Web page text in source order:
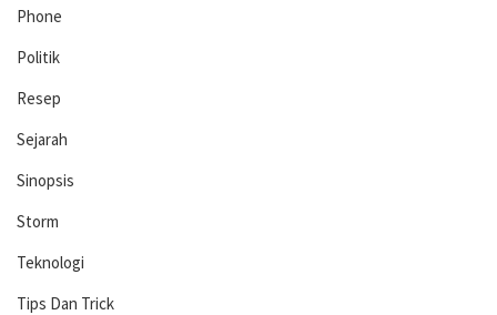
Phone
Politik
Resep
Sejarah
Sinopsis
Storm
Teknologi
Tips Dan Trick